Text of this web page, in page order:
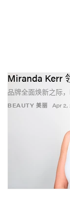
BEAUTY 美丽
Miranda Kerr
品牌全面焕新之际
Apr 2,